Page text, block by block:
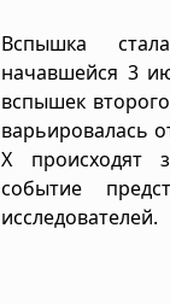
Вспышка
начавшейся 3
вспышек
варьировалась
X происходят
событие
исследователей.